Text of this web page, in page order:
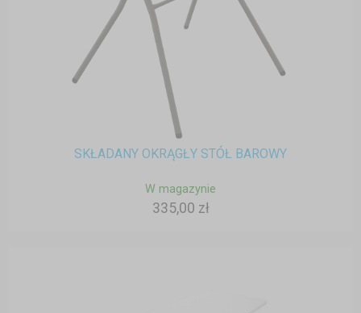
SKŁADANY OKRĄGŁY STÓŁ BAROWY
W magazynie
335,00 zł